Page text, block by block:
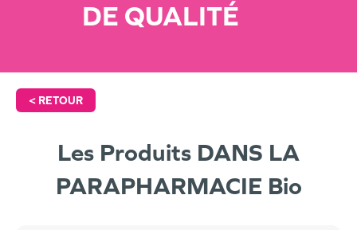
DE QUALITÉ
< RETOUR
Les Produits DANS LA
PARAPHARMACIE Bio